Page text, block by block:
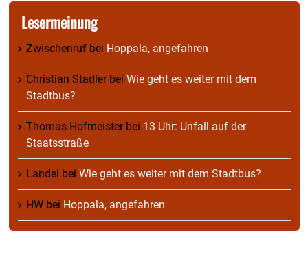
Lesermeinung
Zwischenruf bei Hoppala, angefahren
Christian Stadlerbei Wie geht es weiter mit dem
Stadtbus?
Thomas Hofmeisterbei 13 Uhr: Unfall auf der
Staatsstraße
Landei bei Wie geht es weiter mit dem Stadtbus?
HW bei Hoppala, angefahren